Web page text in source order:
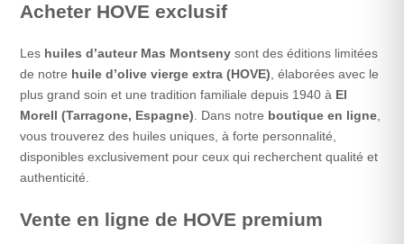
Acheter HOVE exclusif
Les huiles d’auteur Mas Montseny sont des éditions limitées
de notre huile d’olive vierge extra (HOVE) , élaborées avec le
plus grand soin et une tradition familiale depuis 1940 à El
Morell (Tarragone, Espagne) . Dans notre boutique en ligne
vous trouverez des huiles uniques, à forte personnalité,
disponibles exclusivement pour ceux qui recherchent qualité et
authenticité.
Vente en ligne de HOVE premium